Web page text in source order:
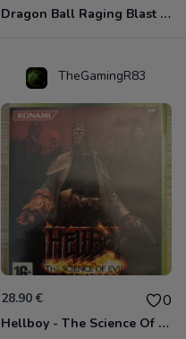
Dragon Ball Raging Blast 2 Xbox 360
TheGamingR83
28.90 € 0
Hellboy - The Science Of Evil Xbox 360